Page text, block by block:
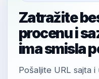
Zatražite
procenu i
ima smisla
Pošaljite URL sajta